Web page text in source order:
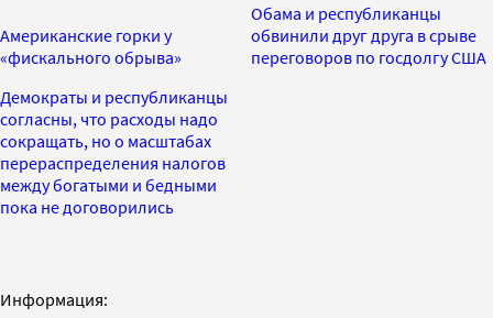
Американские горки у
«фискального обрыва»
Демократы и республиканцы
согласны, что расходы надо
сокращать, но о масштабах
перераспределения налогов
между богатыми и бедными
пока не договорились
Обама и республиканцы
обвинили друг друга в срыве
переговоров по госдолгу США
Информация: